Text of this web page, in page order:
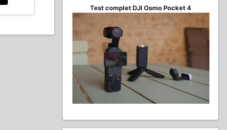
Test complet DJI Osmo Pocket 4